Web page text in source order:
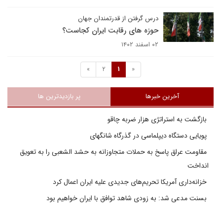
درس گرفتن از قدرتمندان جهان
حوزه های رقابت ایران کجاست؟
۰۲ اسفند ۱۴۰۲
«
1
2
»
آخرین خبرها پر بازدیدترین ها
بازگشت به استراتژی هزار ضربه چاقو
پویایی دستگاه دیپلماسی در گذرگاه شانگهای
مقاومت عراق پاسخ به حملات متجاوزانه به حشد الشعبی را به تعویق
انداخت
خزانه‌داری آمریکا تحریم‌های جدیدی علیه ایران اعمال کرد
بسنت مدعی شد: به زودی شاهد توافق با ایران خواهیم بود